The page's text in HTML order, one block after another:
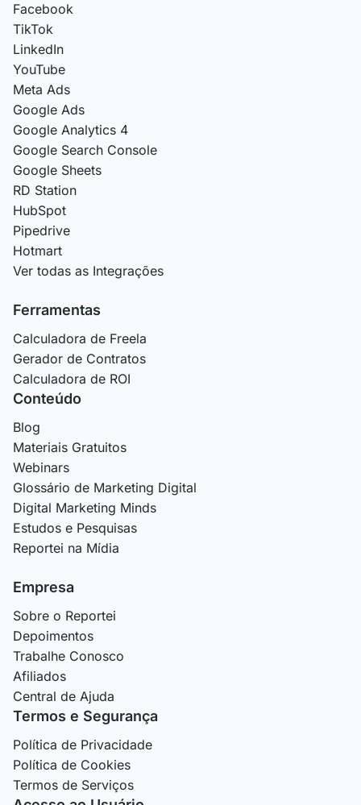
Facebook
TikTok
LinkedIn
YouTube
Meta Ads
Google Ads
Google Analytics 4
Google Search Console
Google Sheets
RD Station
HubSpot
Pipedrive
Hotmart
Ver todas as Integrações
Ferramentas
Calculadora de Freela
Gerador de Contratos
Calculadora de ROI
Conteúdo
Blog
Materiais Gratuitos
Webinars
Glossário de Marketing Digital
Digital Marketing Minds
Estudos e Pesquisas
Reportei na Mídia
Empresa
Sobre o Reportei
Depoimentos
Trabalhe Conosco
Afiliados
Central de Ajuda
Termos e Segurança
Política de Privacidade
Política de Cookies
Termos de Serviços